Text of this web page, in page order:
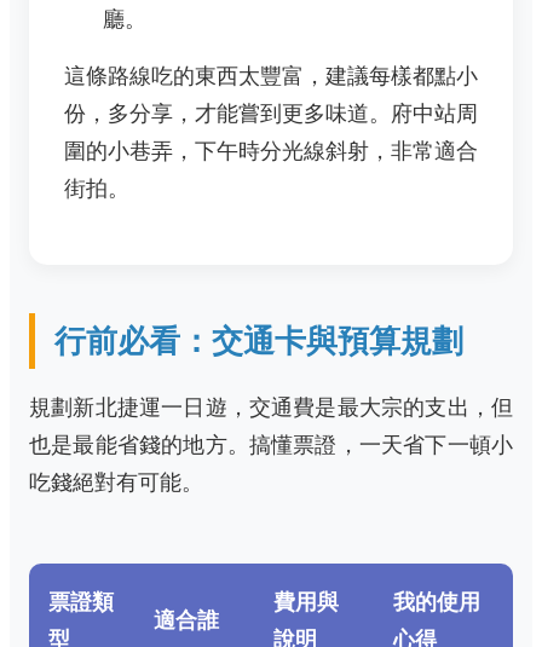
廳。
這條路線吃的東西太豐富，建議每樣都點小
份，多分享，才能嘗到更多味道。府中站周
圍的小巷弄，下午時分光線斜射，非常適合
街拍。
行前必看：交通卡與預算規劃
規劃新北捷運一日遊，交通費是最大宗的支出，但
也是最能省錢的地方。搞懂票證，一天省下一頓小
吃錢絕對有可能。
票證類
型
適合誰
費用與
說明
我的使用
心得